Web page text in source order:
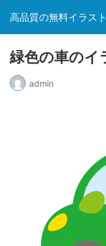
高品質の無料イラス
緑色の車のイ
admin